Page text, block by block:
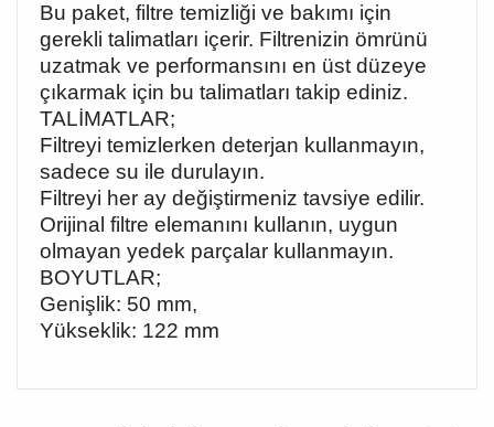
Bu paket, filtre temizliği ve bakımı için
gerekli talimatları içerir. Filtrenizin ömrünü
uzatmak ve performansını en üst düzeye
çıkarmak için bu talimatları takip ediniz.
TALİMATLAR;
Filtreyi temizlerken deterjan kullanmayın,
sadece su ile durulayın.
Filtreyi her ay değiştirmeniz tavsiye edilir.
Orijinal filtre elemanını kullanın, uygun
olmayan yedek parçalar kullanmayın.
BOYUTLAR;
Genişlik: 50 mm,
Yükseklik: 122 mm